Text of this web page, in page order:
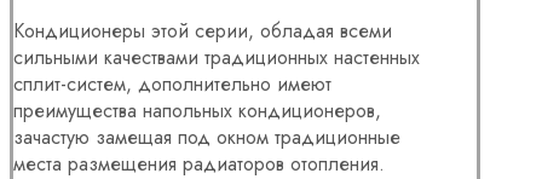
Кондиционеры этой серии, обладая всеми
сильными качествами традиционных настенных
сплит-систем, дополнительно имеют
преимущества напольных кондиционеров,
зачастую замещая под окном традиционные
места размещения радиаторов отопления.